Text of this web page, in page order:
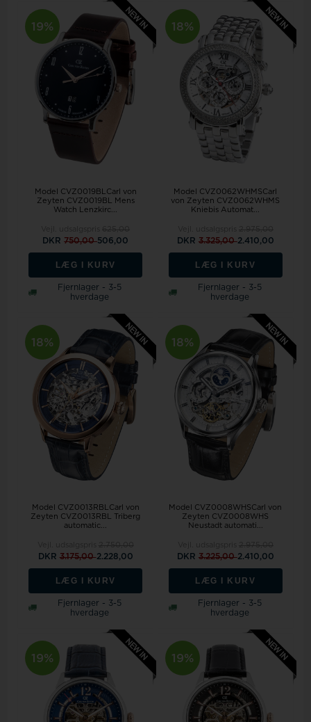
19%
Model CVZ0019BLCarl von
Zeyten CVZ0019BL Mens
Watch Lenzkirc...
DKR750,00506,00
LÆG I KURV
Fjernlager - 3-5
hverdage
18%
Model CVZ0062WHMSCarl
von Zeyten CVZ0062WHMS
Kniebis Automat...
DKR 3.325,002.410,00
LÆG I KURV
Fjernlager - 3-5
hverdage
18%
Model CVZ0013RBLCarl von
Zeyten CVZ0013RBL Triberg
automatic...
DKR 3.175,002.228,00
LÆG I KURV
Fjernlager - 3-5
hverdage
18%
Model CVZ0008WHSCarl von
Zeyten CVZ0008WHS
Neustadt automati...
DKR 3.225,002.410,00
LÆG I KURV
Fjernlager - 3-5
hverdage
19% 19%